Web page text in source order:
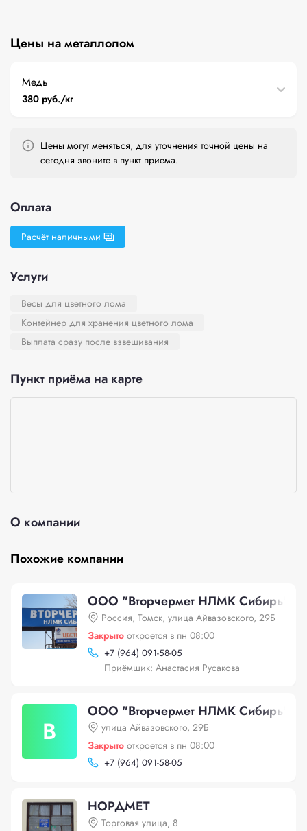
Цены на металлолом
Медь
380 руб./кг
Цены могут меняться, для уточнения точной цены на
сегодня звоните в пункт приема.
Оплата
Расчёт наличными
Услуги
Весы для цветного лома
Контейнер для хранения цветного лома
Выплата сразу после взвешивания
Пункт приёма на карте
О компании
Похожие компании
ООО "Вторчермет НЛМК Сибирь"
Россия, Томск, улица Айвазовского, 29Б
Закрыто откроется в пн 08:00
+7 (964) 091-58-05
Приёмщик: Анастасия Русакова
В
ООО "Вторчермет НЛМК Сибирь"
улица Айвазовского, 29Б
Закрыто откроется в пн 08:00
+7 (964) 091-58-05
НОРДМЕТ
Торговая улица, 8